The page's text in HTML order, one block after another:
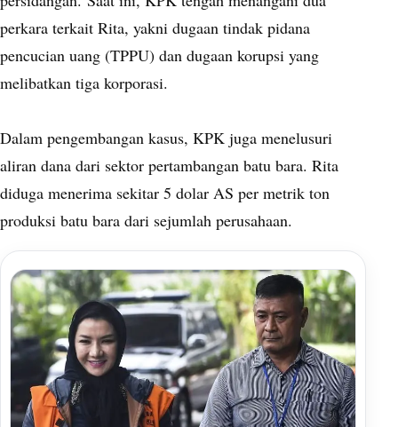
perkara terkait Rita, yakni dugaan tindak pidana
pencucian uang (TPPU) dan dugaan korupsi yang
melibatkan tiga korporasi.
Dalam pengembangan kasus, KPK juga menelusuri
aliran dana dari sektor pertambangan batu bara. Rita
diduga menerima sekitar 5 dolar AS per metrik ton
produksi batu bara dari sejumlah perusahaan.